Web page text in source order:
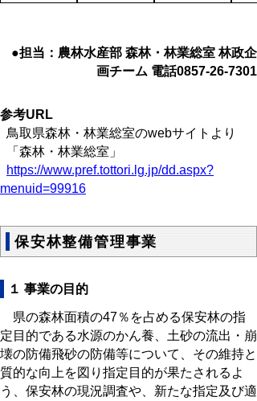
●担当：農林水産部 森林・林業総室 林政企
画チーム 電話0857-26-7301
参考URL
鳥取県森林・林業総室のwebサイトより
「森林・林業総室」
https://www.pref.tottori.lg.jp/dd.aspx?
menuid=99916
保安林整備管理事業
１ 事業の目的
県の森林面積の47％を占める保安林の指
定目的である水源のかん養、土砂の流出・崩
壊の防備飛砂の防備等について、その維持と
質的な向上を図り指定目的が果たされるよ
う、保安林の現況調査や、新たな指定及び適